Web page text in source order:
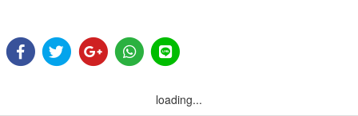
loading...